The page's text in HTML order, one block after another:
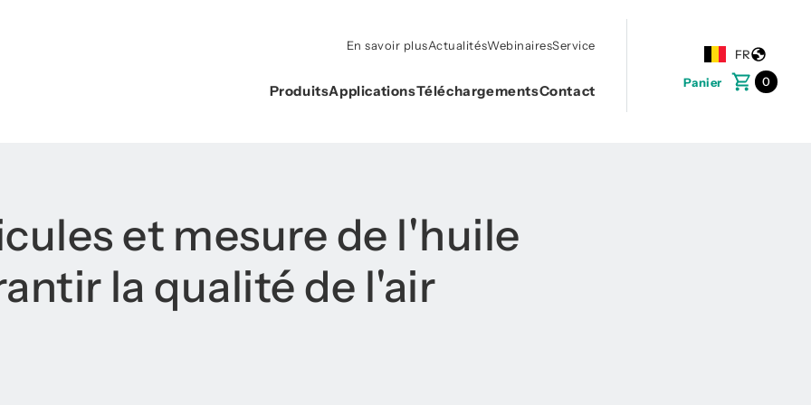
FR
Panier
0
En savoir plusActualitésWebinairesService
ProduitsApplicationsTéléchargementsContact
et mesure de l'huile
la qualité de l'air